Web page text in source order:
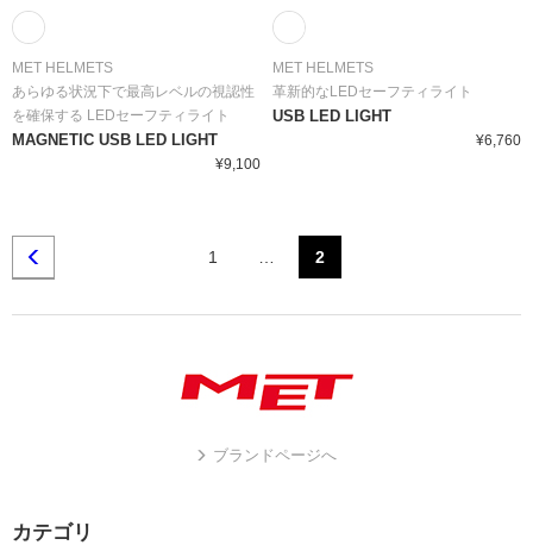
MET HELMETS
あらゆる状況下で最高レベルの視認性
を確保する LEDセーフティライト
MAGNETIC USB LED LIGHT
¥9,100
MET HELMETS
革新的なLEDセーフティライト
USB LED LIGHT
¥6,760
1 2
ブランドページへ
カテゴリ